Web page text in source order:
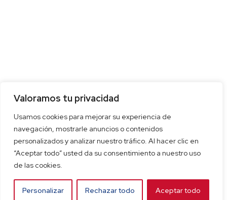
Valoramos tu privacidad
Usamos cookies para mejorar su experiencia de
navegación, mostrarle anuncios o contenidos
personalizados y analizar nuestro tráfico. Al hacer clic en
“Aceptar todo” usted da su consentimiento a nuestro uso
de las cookies.
Personalizar Rechazar todo Aceptar todo